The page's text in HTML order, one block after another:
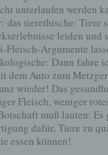
unterlaufen werden
das tierethische: Tiere
leiden und
Fleisch-Argumente
Dann fahre
dem Auto zum
wieder! Das
Fleisch, weniger
muß lauten: Es
dafür, Tiere zu
essen können!
in unserem Unternehmen
Schutzniveau für
Daten
Server-Logfiles werden
Daten gespeichert.
unserer Internetseite
hat die Möglichkeit,
die Verarbeitung
Daten zu
Daten dabei an
übermittelt
die für die